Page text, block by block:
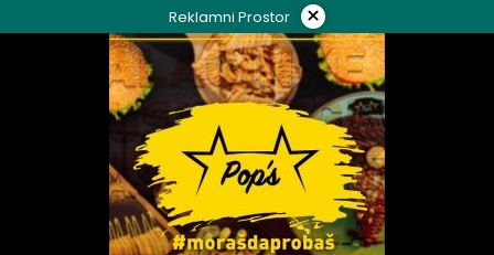
to
Reklamni Prostor ×